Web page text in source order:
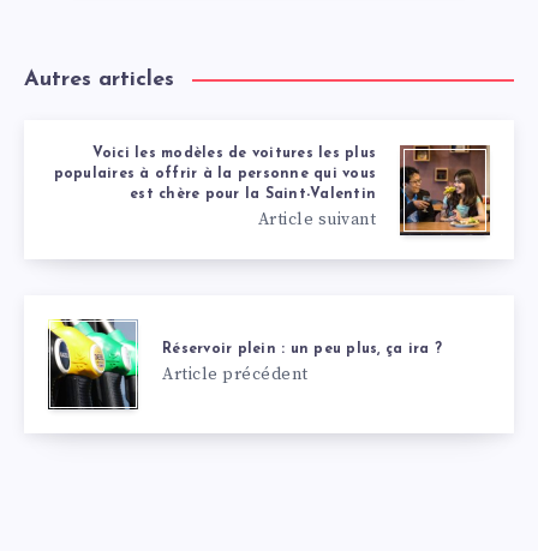
Autres articles
Voici les modèles de voitures les plus
populaires à offrir à la personne qui vous
est chère pour la Saint-Valentin
Article suivant
Réservoir plein : un peu plus, ça ira ?
Article précédent